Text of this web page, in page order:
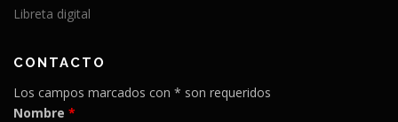
Libreta digital
CONTACTO
Los campos marcados con * son requeridos
Nombre *